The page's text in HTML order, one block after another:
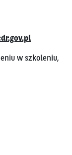
w szkoleniu,